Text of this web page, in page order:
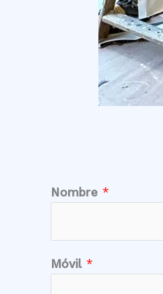
Nombre *
Móvil *